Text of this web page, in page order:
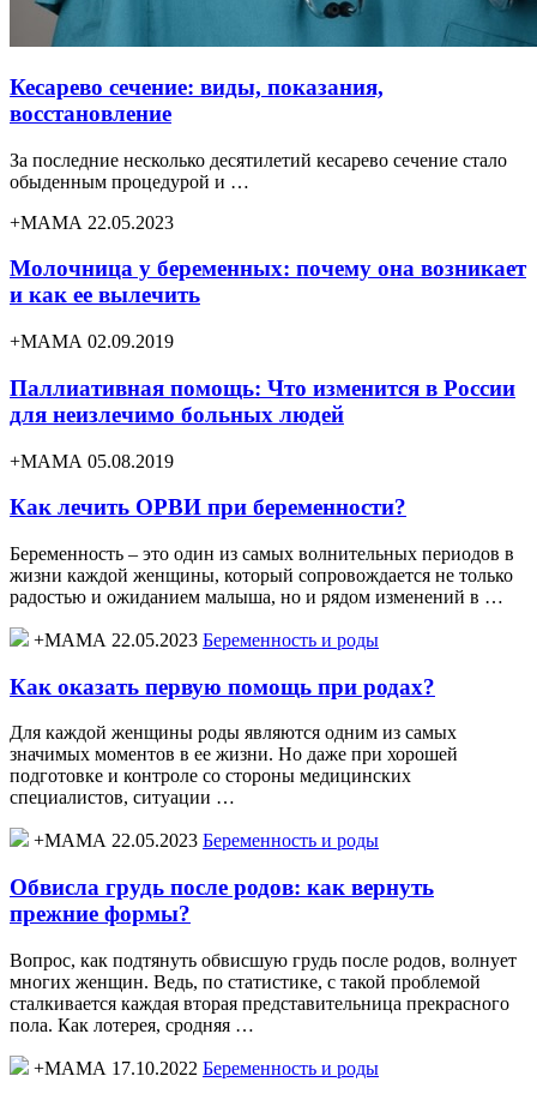
Кесарево сечение: виды, показания,
восстановление
За последние несколько десятилетий кесарево сечение стало
обыденным процедурой и …
+МАМА 22.05.2023
Молочница у беременных: почему она возникает
и как ее вылечить
+МАМА 02.09.2019
Паллиативная помощь: Что изменится в России
для неизлечимо больных людей
+МАМА 05.08.2019
Как лечить ОРВИ при беременности?
Беременность – это один из самых волнительных периодов в
жизни каждой женщины, который сопровождается не только
радостью и ожиданием малыша, но и рядом изменений в …
+МАМА 22.05.2023 Беременность и роды
Как оказать первую помощь при родах?
Для каждой женщины роды являются одним из самых
значимых моментов в ее жизни. Но даже при хорошей
подготовке и контроле со стороны медицинских
специалистов, ситуации …
+МАМА 22.05.2023 Беременность и роды
Обвисла грудь после родов: как вернуть
прежние формы?
Вопрос, как подтянуть обвисшую грудь после родов, волнует
многих женщин. Ведь, по статистике, с такой проблемой
сталкивается каждая вторая представительница прекрасного
пола. Как лотерея, сродняя …
+МАМА 17.10.2022 Беременность и роды